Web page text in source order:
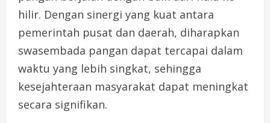
hilir. Dengan sinergi yang kuat antara
pemerintah pusat dan daerah, diharapkan
swasembada pangan dapat tercapai dalam
waktu yang lebih singkat, sehingga
kesejahteraan masyarakat dapat meningkat
secara signifikan.